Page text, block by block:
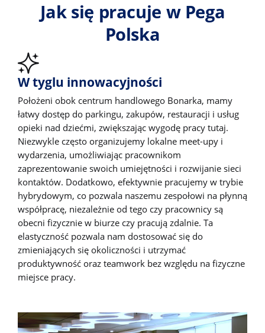
Jak się pracuje w Pega
Polska
W tyglu innowacyjności
Położeni obok centrum handlowego Bonarka, mamy
łatwy dostęp do parkingu, zakupów, restauracji i usług
opieki nad dziećmi, zwiększając wygodę pracy tutaj.
Niezwykle często organizujemy lokalne meet-upy i
wydarzenia, umożliwiając pracownikom
zaprezentowanie swoich umiejętności i rozwijanie sieci
kontaktów. Dodatkowo, efektywnie pracujemy w trybie
hybrydowym, co pozwala naszemu zespołowi na płynną
współpracę, niezależnie od tego czy pracownicy są
obecni fizycznie w biurze czy pracują zdalnie. Ta
elastyczność pozwala nam dostosować się do
zmieniających się okoliczności i utrzymać
produktywność oraz teamwork bez względu na fizyczne
miejsce pracy.